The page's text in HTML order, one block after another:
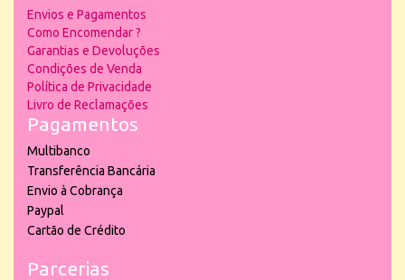
Envios e Pagamentos
Como Encomendar ?
Garantias e Devoluções
Condições de Venda
Política de Privacidade
Livro de Reclamações
Pagamentos
Multibanco
Transferência Bancária
Envio à Cobrança
Paypal
Cartão de Crédito
Parcerias